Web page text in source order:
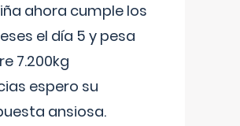
ahora cumple los
el día 5 y pesa
7.200kg
espero su
ansiosa.